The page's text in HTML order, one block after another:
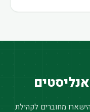
מחוברים לקהילת